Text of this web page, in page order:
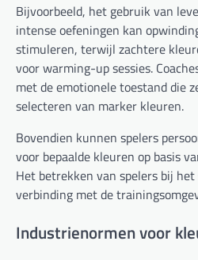
Bijvoorbeeld, het gebruik van
intense oefeningen kan
stimuleren, terwijl zachtere
voor warming-up sessies.
met de emotionele toestand die
selecteren van marker kleuren.
Bovendien kunnen spelers
voor bepaalde kleuren op basis
Het betrekken van spelers bij
verbinding met de
Industrienormen voor